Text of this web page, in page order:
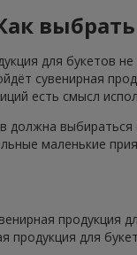
для букетов
сувенирная
есть смысл
должна
маленькие
продукция для